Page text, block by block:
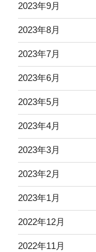
2023年9月
2023年8月
2023年7月
2023年6月
2023年5月
2023年4月
2023年3月
2023年2月
2023年1月
2022年12月
2022年11月